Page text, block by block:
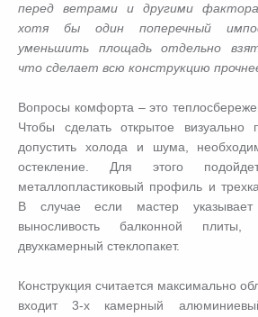
перед ветрами и другими
хотя бы один поперечный
уменьшить площадь отдельно
что сделает всю конструкцию
Вопросы комфорта – это
Чтобы сделать открытое визуально
допустить холода и шума,
остекление. Для этого
металлопластиковый профиль и
В случае если мастер указывает
выносливость балконной плиты,
двухкамерный стеклопакет.
Конструкция считается максимально
входит 3-х камерный